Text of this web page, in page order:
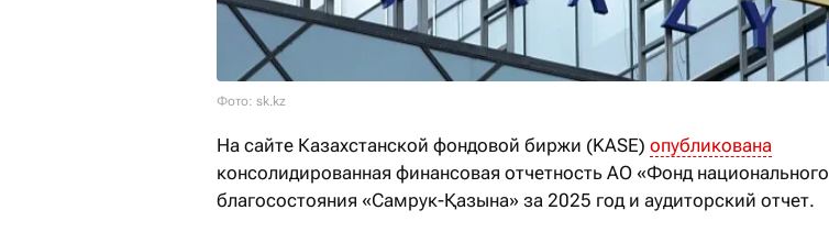
Фото: sk.kz
На сайте Казахстанской фондовой биржи (KASE) опубликована
консолидированная финансовая отчетность АО «Фонд национального
благосостояния «Самрук-Қазына» за 2025 год и аудиторский отчет.